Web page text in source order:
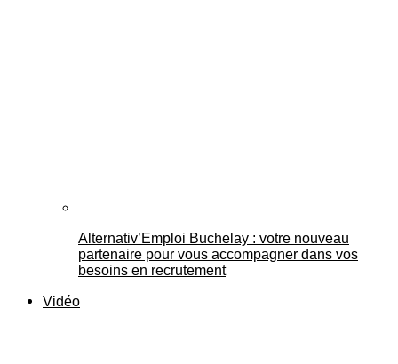
Alternativ’Emploi Buchelay : votre nouveau
partenaire pour vous accompagner dans vos
besoins en recrutement
Vidéo